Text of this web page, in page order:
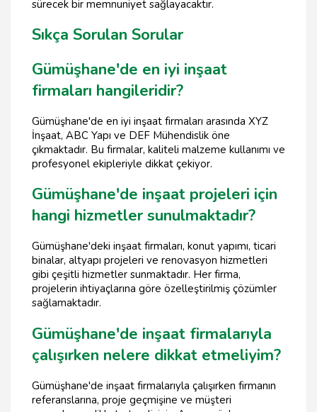
sürecek bir memnuniyet sağlayacaktır.
Sıkça Sorulan Sorular
Gümüşhane'de en iyi inşaat
firmaları hangileridir?
Gümüşhane'de en iyi inşaat firmaları arasında XYZ
İnşaat, ABC Yapı ve DEF Mühendislik öne
çıkmaktadır. Bu firmalar, kaliteli malzeme kullanımı ve
profesyonel ekipleriyle dikkat çekiyor.
Gümüşhane'de inşaat projeleri için
hangi hizmetler sunulmaktadır?
Gümüşhane'deki inşaat firmaları, konut yapımı, ticari
binalar, altyapı projeleri ve renovasyon hizmetleri
gibi çeşitli hizmetler sunmaktadır. Her firma,
projelerin ihtiyaçlarına göre özelleştirilmiş çözümler
sağlamaktadır.
Gümüşhane'de inşaat firmalarıyla
çalışırken nelere dikkat etmeliyim?
Gümüşhane'de inşaat firmalarıyla çalışırken firmanın
referanslarına, proje geçmişine ve müşteri